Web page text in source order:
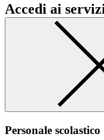
Accedi ai
Personale scolastico